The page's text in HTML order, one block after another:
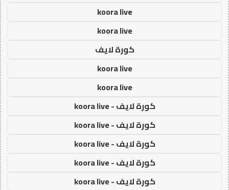
koora live
koora live
كورة لايف
koora live
koora live
كورة لايف - koora live
كورة لايف - koora live
كورة لايف - koora live
كورة لايف - koora live
كورة لايف - koora live